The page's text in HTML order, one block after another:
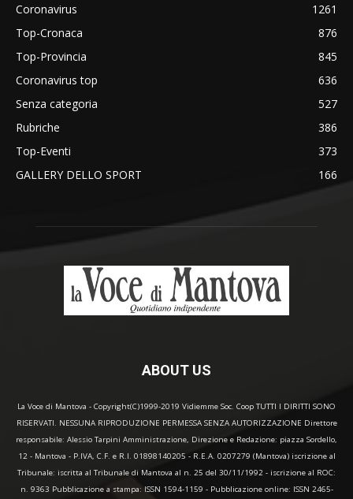
Coronavirus
1261
Top-Cronaca
876
Top-Provincia
845
Coronavirus top
636
Senza categoria
527
Rubriche
386
Top-Eventi
373
GALLERY DELLO SPORT
166
ABOUT US
La Voce di Mantova - Copyright(C)1999-2019 Vidiemme Soc. Coop TUTTI I DIRITTI SONO
RISERVATI. NESSUNA RIPRODUZIONE PERMESSA SENZA AUTORIZZAZIONE Direttore
responsabile: Alessio Tarpini Amministrazione, Direzione e Redazione: piazza Sordello,
12 - Mantova - P.IVA, C.F. e R.I. 01898140205 - R.E.A. 0207279 (Mantova) iscrizione al
Tribunale: iscritta al Tribunale di Mantova al n. 25 del 30/11/1992 - iscrizione al ROC:
n. 9363 Pubblicazione a stampa: ISSN 1594-1159 - Pubblicazione online: ISSN 2465-